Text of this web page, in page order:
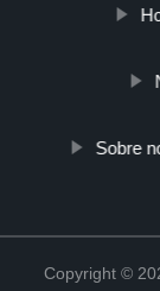
Sobre
Copyright ©